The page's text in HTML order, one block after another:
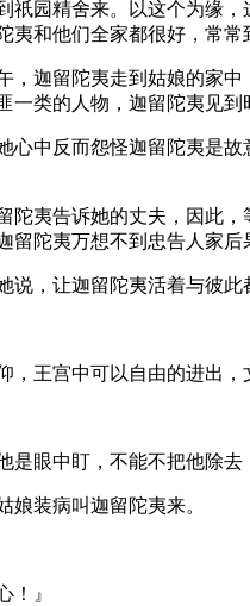
精舍来。以这个为缘
和他们全家都很好，常
留陀夷走到姑娘的家
类的人物，迦留陀夷见
反而怨怪迦留陀夷是
告诉她的丈夫，因此
陀夷万想不到忠告人家后
，让迦留陀夷活着与彼此
宫中可以自由的进出，
中盯，不能不把他除去
装病叫迦留陀夷来。
』